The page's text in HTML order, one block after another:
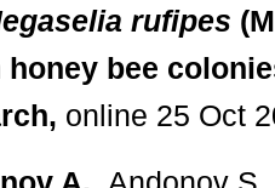
rufipes
honey bee
online 25 Oct